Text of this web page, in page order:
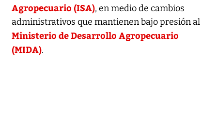
Agropecuario (ISA), en medio de cambios
administrativos que mantienen bajo presión al
Ministerio de Desarrollo Agropecuario
(MIDA).